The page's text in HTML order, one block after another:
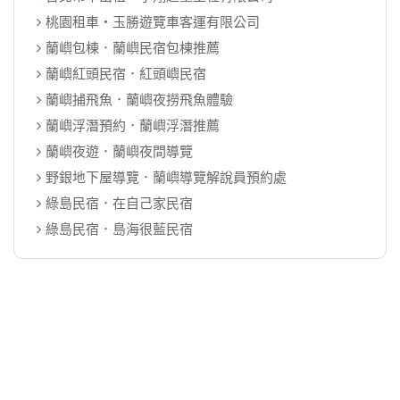
桃園租車‧玉勝遊覽車客運有限公司
蘭嶼包棟．蘭嶼民宿包棟推薦
蘭嶼紅頭民宿．紅頭嶼民宿
蘭嶼捕飛魚．蘭嶼夜撈飛魚體驗
蘭嶼浮潛預約．蘭嶼浮潛推薦
蘭嶼夜遊．蘭嶼夜間導覽
野銀地下屋導覽．蘭嶼導覽解說員預約處
綠島民宿．在自己家民宿
綠島民宿．島海很藍民宿